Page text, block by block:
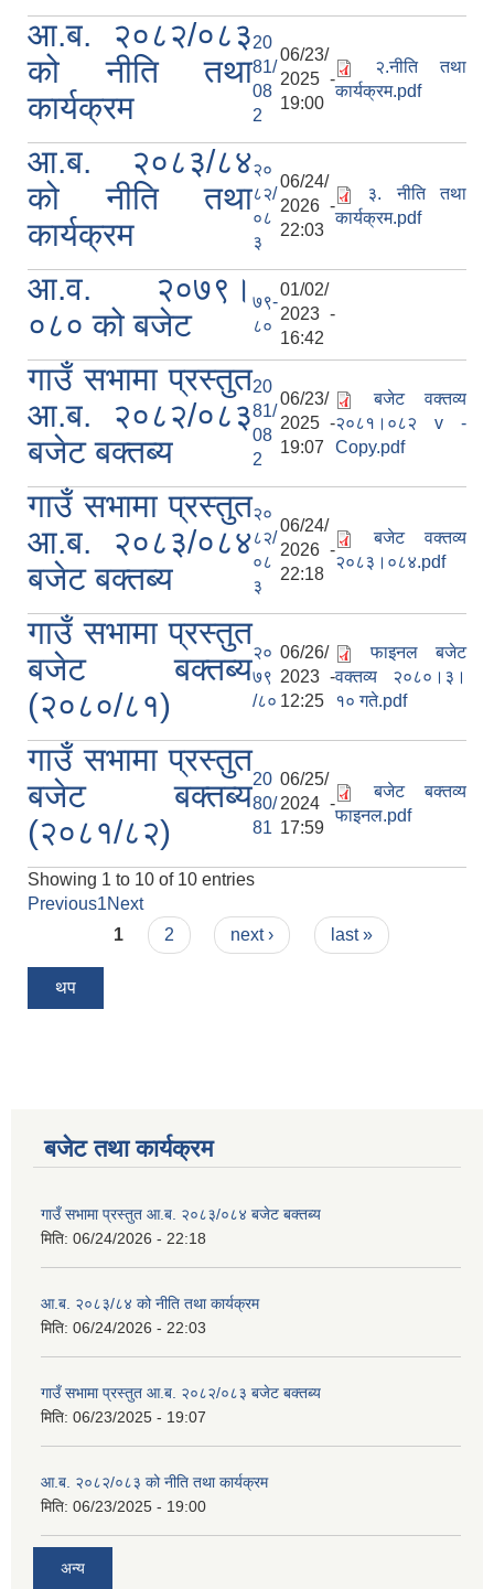
आ.ब. २०८२/०८३
को नीति तथा
कार्यक्रम
20
81/
08
2
06/23/
2025 -
19:00
२.नीति तथा
कार्यक्रम.pdf
आ.ब. २०८३/८४
को नीति तथा
कार्यक्रम
२०
८२/
०८
३
06/24/
2026 -
22:03
३. नीति तथा
कार्यक्रम.pdf
आ.व. २०७९।
०८० को बजेट
७९-
८०
01/02/
2023 -
16:42
गाउँ सभामा प्रस्तुत
आ.ब. २०८२/०८३
बजेट बक्तब्य
20
81/
08
2
06/23/
2025 -
19:07
बजेट वक्तव्य
२०८१।०८२ v -
Copy.pdf
गाउँ सभामा प्रस्तुत
आ.ब. २०८३/०८४
बजेट बक्तब्य
२०
८२/
०८
३
06/24/
2026 -
22:18
बजेट वक्तव्य
२०८३।०८४.pdf
गाउँ सभामा प्रस्तुत
बजेट बक्तब्य
(२०८०/८१)
२०
७९
/८०
06/26/
2023 -
12:25
फाइनल बजेट
वक्तव्य २०८०।३।
१० गते.pdf
गाउँ सभामा प्रस्तुत
बजेट बक्तब्य
(२०८१/८२)
20
80/
81
06/25/
2024 -
17:59
बजेट बक्तव्य
फाइनल.pdf
Showing 1 to 10 of 10 entries
Previous1Next
Pages
1 2 next › last »
थप
बजेट तथा कार्यक्रम
गाउँ सभामा प्रस्तुत आ.ब. २०८३/०८४ बजेट बक्तब्य
मिति: 06/24/2026 - 22:18
आ.ब. २०८३/८४ को नीति तथा कार्यक्रम
मिति: 06/24/2026 - 22:03
गाउँ सभामा प्रस्तुत आ.ब. २०८२/०८३ बजेट बक्तब्य
मिति: 06/23/2025 - 19:07
आ.ब. २०८२/०८३ को नीति तथा कार्यक्रम
मिति: 06/23/2025 - 19:00
अन्य